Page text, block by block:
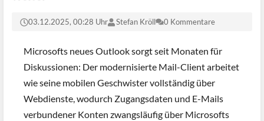
03.12.2025, 00:28 Uhr Stefan Kröll 0 Kommentare
Microsofts neues Outlook sorgt seit Monaten für
Diskussionen: Der modernisierte Mail-Client arbeitet
wie seine mobilen Geschwister vollständig über
Webdienste, wodurch Zugangsdaten und E-Mails
verbundener Konten zwangsläufig über Microsofts